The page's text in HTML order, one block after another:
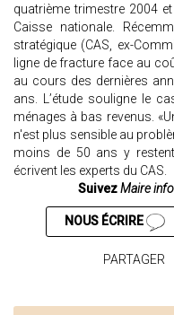
quatrième trimestre 2004
Caisse nationale.
stratégique (CAS, ex-
ligne de fracture face au
au cours des dernières
ans. L’étude souligne le
ménages à bas revenus.
n'est plus sensible au
moins de 50 ans y
écrivent les experts du CAS.
SuivezMaire info
NOUS ÉCRIRE
PARTAGER